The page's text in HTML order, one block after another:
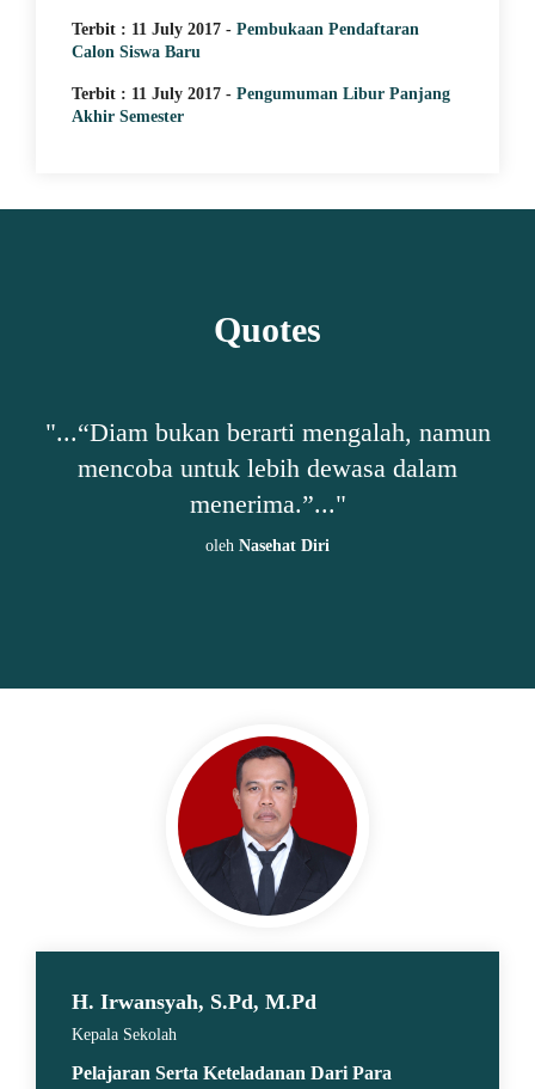
Terbit : 11 July 2017 - Pembukaan Pendaftaran
Calon Siswa Baru
Terbit : 11 July 2017 - Pengumuman Libur Panjang
Akhir Semester
Quotes
"...“Diam bukan berarti mengalah, namun
mencoba untuk lebih dewasa dalam
menerima.”..."
oleh Nasehat Diri
H. Irwansyah, S.Pd, M.Pd
Kepala Sekolah
Pelajaran Serta Keteladanan Dari Para